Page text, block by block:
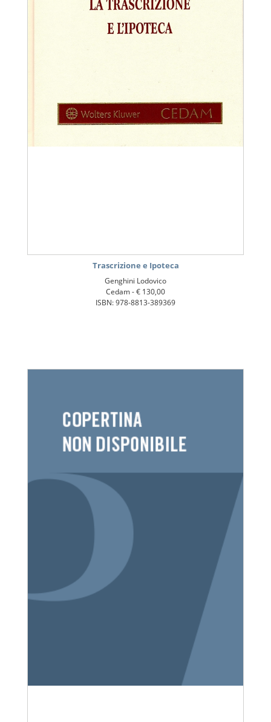
Trascrizione e Ipoteca
Genghini Lodovico
Cedam -€ 130,00
ISBN: 978-8813-389369